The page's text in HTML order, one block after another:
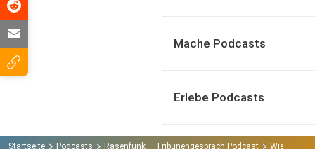
Mache Podcasts
Erlebe Podcasts
Startseite Podcasts Rasenfunk – Tribünengespräch Podcast Wie